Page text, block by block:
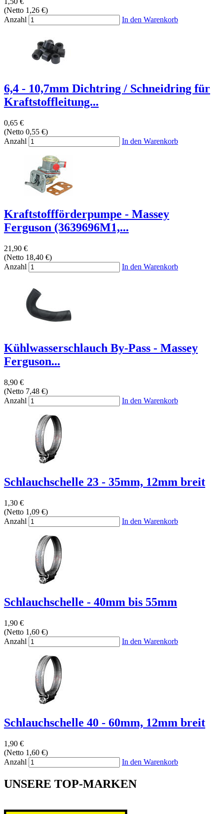
(Netto 1,26 €)
Anzahl
In den Warenkorb
6,4 - 10,7mm Dichtring / Schneidring für
Kraftstoffleitung...
0,65 €
(Netto 0,55 €)
Anzahl
In den Warenkorb
Kraftstoffförderpumpe - Massey
Ferguson (3639696M1,...
21,90 €
(Netto 18,40 €)
Anzahl
In den Warenkorb
Kühlwasserschlauch By-Pass - Massey
Ferguson...
8,90 €
(Netto 7,48 €)
Anzahl
In den Warenkorb
Schlauchschelle 23 - 35mm, 12mm breit
1,30 €
(Netto 1,09 €)
Anzahl
In den Warenkorb
Schlauchschelle - 40mm bis 55mm
1,90 €
(Netto 1,60 €)
Anzahl
In den Warenkorb
Schlauchschelle 40 - 60mm, 12mm breit
1,90 €
(Netto 1,60 €)
Anzahl
In den Warenkorb
UNSERE TOP-MARKEN